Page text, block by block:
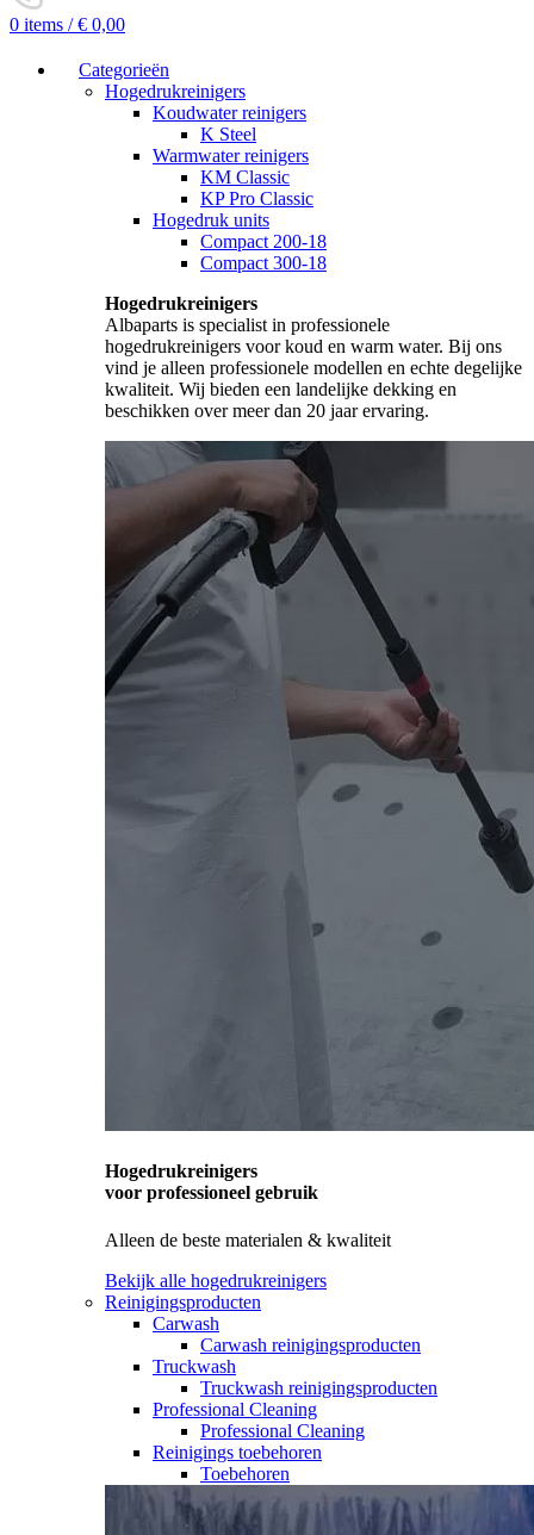
0 items / € 0,00
Categorieën
Hogedrukreinigers
Koudwater reinigers
K Steel
Warmwater reinigers
KM Classic
KP Pro Classic
Hogedruk units
Compact 200-18
Compact 300-18
Hogedrukreinigers
Albaparts is specialist in professionele
hogedrukreinigers voor koud en warm water. Bij ons
vind je alleen professionele modellen en echte degelijke
kwaliteit. Wij bieden een landelijke dekking en
beschikken over meer dan 20 jaar ervaring.
Hogedrukreinigers
voor professioneel gebruik
Alleen de beste materialen & kwaliteit
Bekijk alle hogedrukreinigers
Reinigingsproducten
Carwash
Carwash reinigingsproducten
Truckwash
Truckwash reinigingsproducten
Professional Cleaning
Professional Cleaning
Reinigings toebehoren
Toebehoren